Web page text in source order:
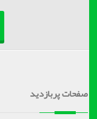
صفحات پربازدید